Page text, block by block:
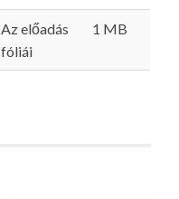
Az előadás
fóliái
1 MB